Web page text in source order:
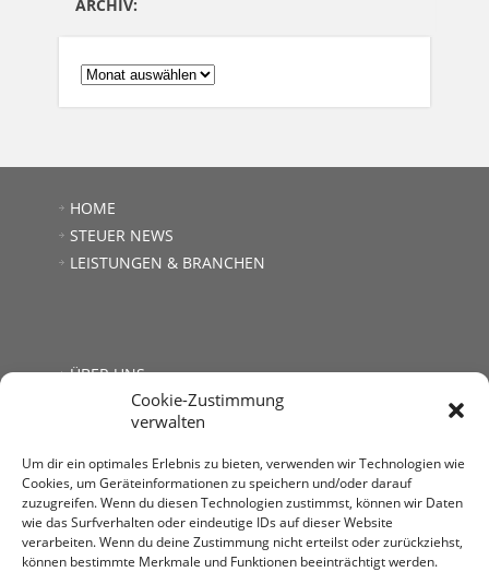
Cookie-Zustimmung
verwalten
Um dir ein optimales Erlebnis zu bieten, verwenden wir Technologien wie
Cookies, um Geräteinformationen zu speichern und/oder darauf
zuzugreifen. Wenn du diesen Technologien zustimmst, können wir Daten
wie das Surfverhalten oder eindeutige IDs auf dieser Website
verarbeiten. Wenn du deine Zustimmung nicht erteilst oder zurückziehst,
können bestimmte Merkmale und Funktionen beeinträchtigt werden.
ARCHIV:
ARCHIV:
HOME
STEUER NEWS
LEISTUNGEN & BRANCHEN
ÜBER UNS
KONTAKT
Steuerberatung Mag. Andrea Kromer